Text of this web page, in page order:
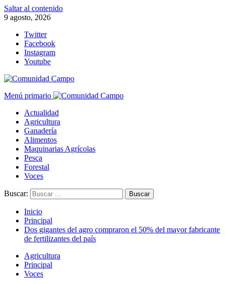
Saltar al contenido
9 agosto, 2026
Twitter
Facebook
Instagram
Youtube
Menú primario
Actualidad
Agricultura
Ganadería
Alimentos
Maquinarias Agrícolas
Pesca
Forestal
Voces
Buscar:
Inicio
Principal
Dos gigantes del agro compraron el 50% del mayor fabricante
de fertilizantes del país
Agricultura
Principal
Voces